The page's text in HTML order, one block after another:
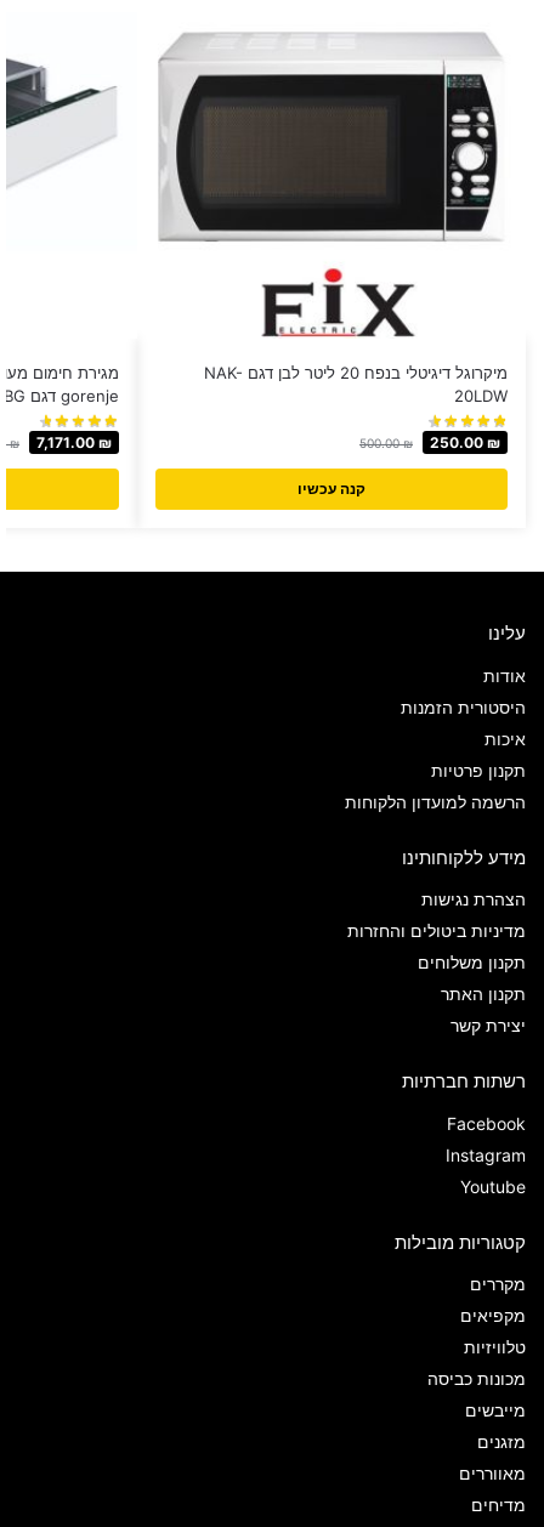
מיקרוגל דיגיטלי בנפח 20 ליטר לבן דגם NAK-
20LDW
500.00₪ 250.00 ₪
קנה עכשיו
מגירת חימום
gorenje דגם WD1410WG / BG
₪ 7,171.00 ₪
עלינו
אודות
היסטורית הזמנות
איכות
תקנון פרטיות
הרשמה למועדון הלקוחות
מידע ללקוחותינו
הצהרת נגישות
מדיניות ביטולים והחזרות
תקנון משלוחים
תקנון האתר
יצירת קשר
רשתות חברתיות
Facebook
Instagram
Youtube
קטגוריות מובילות
מקררים
מקפיאים
טלוויזיות
מכונות כביסה
מייבשים
מזגנים
מאווררים
מדיחים